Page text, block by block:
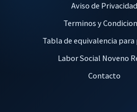
Aviso de Privacidad
Terminos y
Tabla de equivalencia
Labor Social Noveno
Contacto